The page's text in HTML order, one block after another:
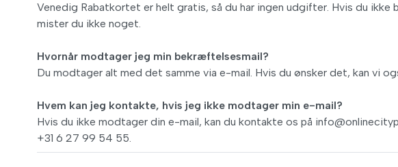
Venedig Rabatkortet er helt gratis, så du har ingen udgifter. Hvis du
mister du ikke noget.
Hvornår modtager jeg min bekræftelsesmail?
Du modtager alt med det samme via e-mail. Hvis du ønsker det, kan vi
Hvem kan jeg kontakte, hvis jeg ikke modtager min e-mail?
Hvis du ikke modtager din e-mail, kan du kontakte os på
+31 6 27 99 54 55.